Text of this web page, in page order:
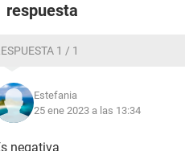
respuesta
1 / 1
Estefania
25 ene 2023 a las 13:34
negativa